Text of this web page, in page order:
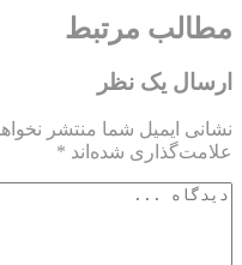
مطالب مرتبط
ارسال یک نظر
نشانی ایمیل شما منتشر
علامت‌گذاری شده‌اند *